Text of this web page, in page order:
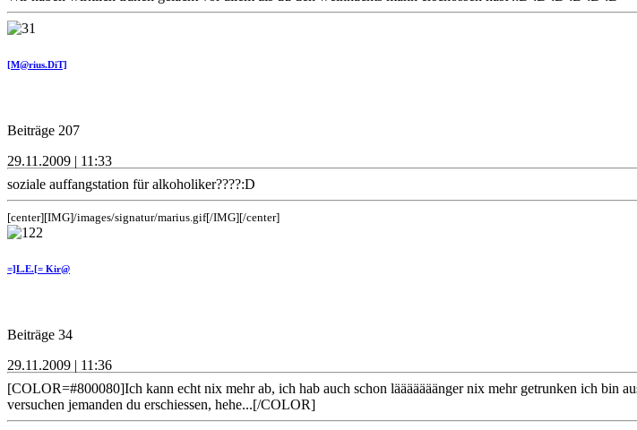
[M@rius.DiT]
Beiträge 207
29.11.2009 | 11:33
soziale auffangstation für alkoholiker????:D
[center][IMG]/images/signatur/marius.gif[/IMG][/center]
=]L.E.[= Kir@
Beiträge 34
29.11.2009 | 11:36
[COLOR=#800080]Ich kann echt nix mehr ab, ich hab auch schon lääääääänger nix mehr getrunken ich bin
versuchen jemanden du erschiessen, hehe...[/COLOR]